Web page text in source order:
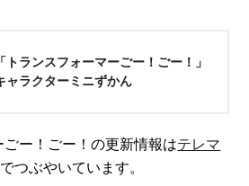
「トランスフォーマーごー！ごー！」
ャラクターミニずかん
ー！ごー！の更新情報はテレマ
​でつぶやいています。